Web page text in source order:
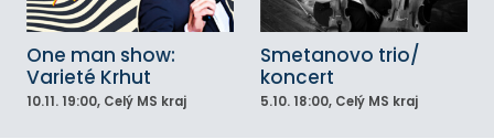
One man show:
Varieté Krhut
10.11. 19:00, Celý MS kraj
Smetanovo trio/
koncert
5.10. 18:00, Celý MS kraj